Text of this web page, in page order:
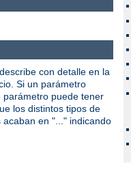
con detalle en la
Si un parámetro
parámetro puede tener
los distintos tipos de
acaban en "..." indicando